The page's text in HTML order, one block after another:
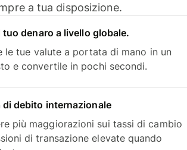
a tua disposizione.
tuo denaro a livello globale.
le tue valute a portata di mano in un
e convertile in pochi secondi.
di debito internazionale
più maggiorazioni sui tassi di cambio
di transazione elevate quando